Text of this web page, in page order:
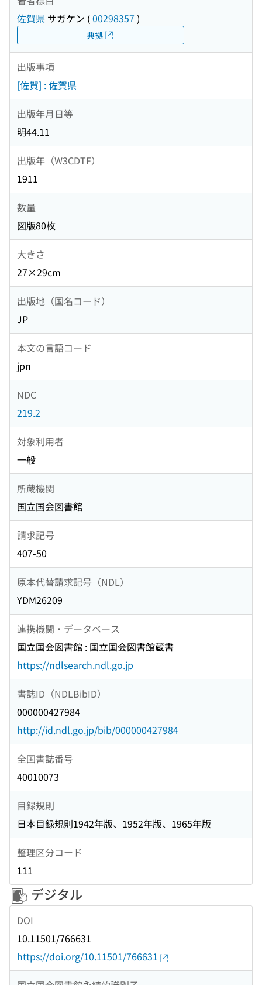
佐賀県 サガケン (00298357 )
典拠
出版事項
[佐賀] : 佐賀県
出版年月日等
明44.11
出版年（W3CDTF）
1911
数量
図版80枚
大きさ
27×29cm
出版地（国名コード）
JP
本文の言語コード
jpn
NDC
219.2
対象利用者
一般
所蔵機関
国立国会図書館
請求記号
407-50
原本代替請求記号（NDL）
YDM26209
連携機関・データベース
国立国会図書館 : 国立国会図書館蔵書
https://ndlsearch.ndl.go.jp
書誌ID（NDLBibID）
000000427984
http://id.ndl.go.jp/bib/000000427984
全国書誌番号
40010073
目録規則
日本目録規則1942年版、1952年版、1965年版
整理区分コード
111
デジタル
DOI
10.11501/766631
https://doi.org/10.11501/766631